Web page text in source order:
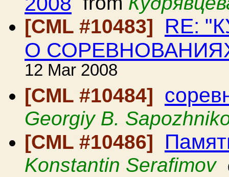
[CML #10483]
RE:
О
12 Mar 2008
[CML #10484]
Georgiy B.
[CML #10486]
Konstantin Serafimov